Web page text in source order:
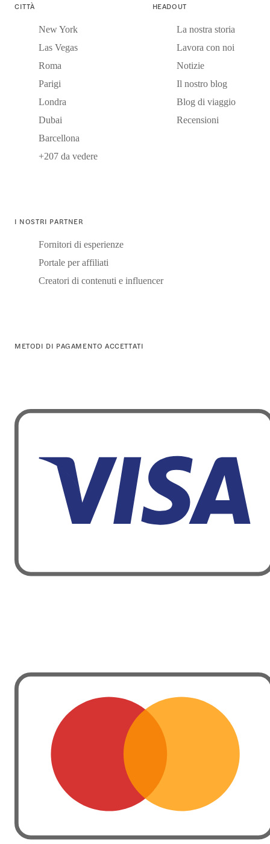
CITTÀ
New York
Las Vegas
Roma
Parigi
Londra
Dubai
Barcellona
+207 da vedere
HEADOUT
La nostra storia
Lavora con noi
Notizie
Il nostro blog
Blog di viaggio
Recensioni
I NOSTRI PARTNER
Fornitori di esperienze
Portale per affiliati
Creatori di contenuti e influencer
METODI DI PAGAMENTO ACCETTATI